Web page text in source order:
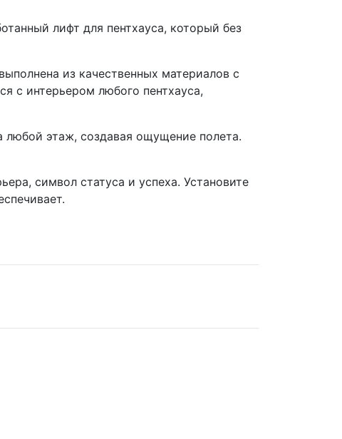
лифт для пентхауса, который без
из качественных материалов с
с интерьером любого пентхауса,
любой этаж, создавая ощущение полета.
символ статуса и успеха. Установите